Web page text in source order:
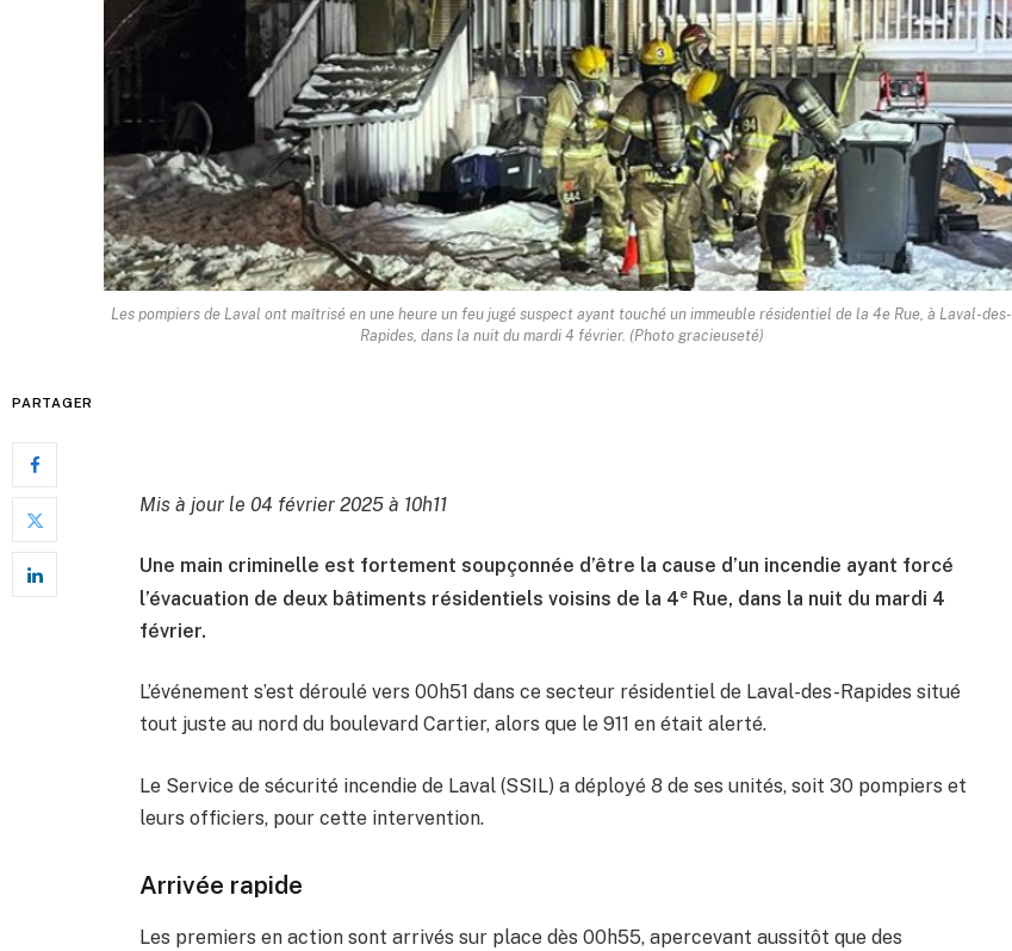
Les pompiers de Laval ont maîtrisé en une heure un feu jugé suspect ayant touché un immeuble résidentiel de la 4e Rue, à Laval-des-
Rapides, dans la nuit du mardi 4 février. (Photo gracieuseté)
PARTAGER
Mis à jour le 04 février 2025 à 10h11
Une main criminelle est fortement soupçonnée d’être la cause d’un incendie ayant forcé
l’évacuation de deux bâtiments résidentiels voisins de la 4e Rue, dans la nuit du mardi 4
février.
L’événement s’est déroulé vers 00h51 dans ce secteur résidentiel de Laval-des-Rapides situé
tout juste au nord du boulevard Cartier, alors que le 911 en était alerté.
Le Service de sécurité incendie de Laval (SSIL) a déployé 8 de ses unités, soit 30 pompiers et
leurs officiers, pour cette intervention.
Arrivée rapide
Les premiers en action sont arrivés sur place dès 00h55, apercevant aussitôt que des